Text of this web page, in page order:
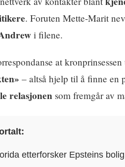
. Foruten Mette-Marit
i filene.
at
– altså hjelp til å finne en
relasjonen som fremgår av
etterforsker Epsteins